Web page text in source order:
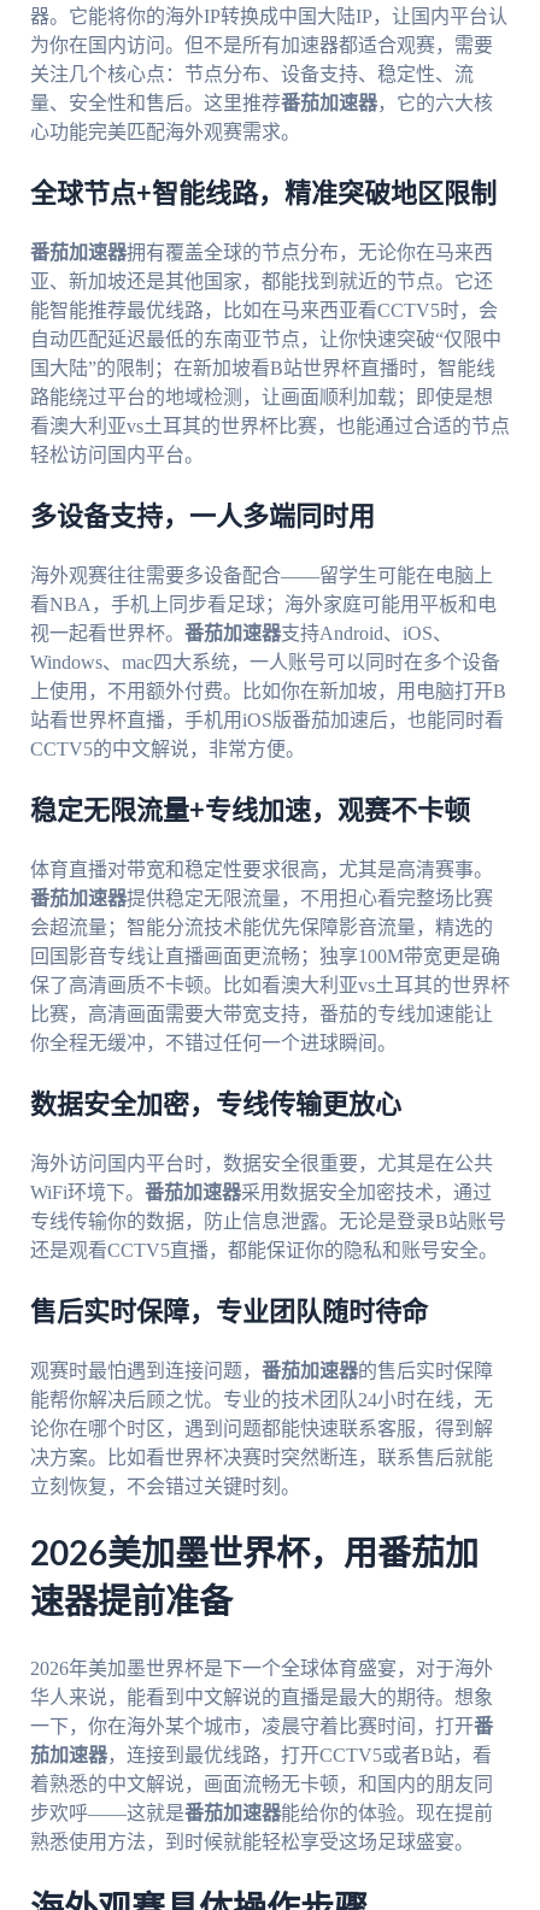
器。它能将你的海外IP转换成中国大陆IP，让国内平台认
为你在国内访问。但不是所有加速器都适合观赛，需要
关注几个核心点：节点分布、设备支持、稳定性、流
量、安全性和售后。这里推荐番茄加速器，它的六大核
心功能完美匹配海外观赛需求。
全球节点+智能线路，精准突破地区限制
番茄加速器拥有覆盖全球的节点分布，无论你在马来西
亚、新加坡还是其他国家，都能找到就近的节点。它还
能智能推荐最优线路，比如在马来西亚看CCTV5时，会
自动匹配延迟最低的东南亚节点，让你快速突破“仅限中
国大陆”的限制；在新加坡看B站世界杯直播时，智能线
路能绕过平台的地域检测，让画面顺利加载；即使是想
看澳大利亚vs土耳其的世界杯比赛，也能通过合适的节点
轻松访问国内平台。
多设备支持，一人多端同时用
海外观赛往往需要多设备配合——留学生可能在电脑上
看NBA，手机上同步看足球；海外家庭可能用平板和电
视一起看世界杯。 番茄加速器支持Android、iOS、
Windows、mac四大系统，一人账号可以同时在多个设备
上使用，不用额外付费。比如你在新加坡，用电脑打开B
站看世界杯直播，手机用iOS版番茄加速后，也能同时看
CCTV5的中文解说，非常方便。
稳定无限流量+专线加速，观赛不卡顿
体育直播对带宽和稳定性要求很高，尤其是高清赛事。
番茄加速器提供稳定无限流量，不用担心看完整场比赛
会超流量；智能分流技术能优先保障影音流量，精选的
回国影音专线让直播画面更流畅；独享100M带宽更是确
保了高清画质不卡顿。比如看澳大利亚vs土耳其的世界杯
比赛，高清画面需要大带宽支持，番茄的专线加速能让
你全程无缓冲，不错过任何一个进球瞬间。
数据安全加密，专线传输更放心
海外访问国内平台时，数据安全很重要，尤其是在公共
WiFi环境下。 番茄加速器采用数据安全加密技术，通过
专线传输你的数据，防止信息泄露。无论是登录B站账号
还是观看CCTV5直播，都能保证你的隐私和账号安全。
售后实时保障，专业团队随时待命
观赛时最怕遇到连接问题， 番茄加速器的售后实时保障
能帮你解决后顾之忧。专业的技术团队24小时在线，无
论你在哪个时区，遇到问题都能快速联系客服，得到解
决方案。比如看世界杯决赛时突然断连，联系售后就能
立刻恢复，不会错过关键时刻。
2026美加墨世界杯，用番茄加
速器提前准备
2026年美加墨世界杯是下一个全球体育盛宴，对于海外
华人来说，能看到中文解说的直播是最大的期待。想象
一下，你在海外某个城市，凌晨守着比赛时间，打开番
茄加速器，连接到最优线路，打开CCTV5或者B站，看
着熟悉的中文解说，画面流畅无卡顿，和国内的朋友同
步欢呼——这就是番茄加速器能给你的体验。现在提前
熟悉使用方法，到时候就能轻松享受这场足球盛宴。